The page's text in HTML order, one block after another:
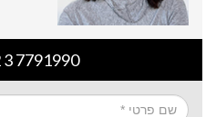
3 7791990